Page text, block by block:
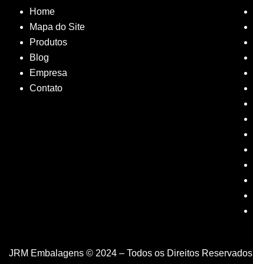
Home
Mapa do Site
Produtos
Blog
Empresa
Contato
JRM Embalagens © 2024 – Todos os Direitos Reservados